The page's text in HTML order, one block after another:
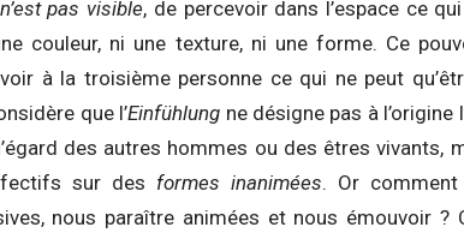
pas visible, de percevoir dans l’espace ce
couleur, ni une texture, ni une forme. Ce
à la troisième personne ce qui ne peut
que l’Einfühlung ne désigne pas à
des autres hommes ou des êtres vivants,
sur des formes inanimées. Or
nous paraître animées et nous émouvoir ?